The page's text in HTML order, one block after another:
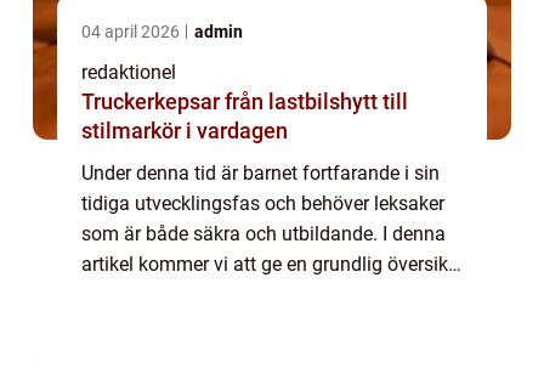
04 april 2026 admin
redaktionel
Truckerkepsar från lastbilshytt till
stilmarkör i vardagen
Under denna tid är barnet fortfarande i sin
tidiga utvecklingsfas och behöver leksaker
som är både säkra och utbildande. I denna
artikel kommer vi att ge en grundlig översikt